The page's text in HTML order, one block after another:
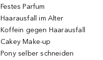
Festes Parfum
Haarausfall im Alter
Koffein gegen Haarausfall
Cakey Make-up
Pony selber schneiden